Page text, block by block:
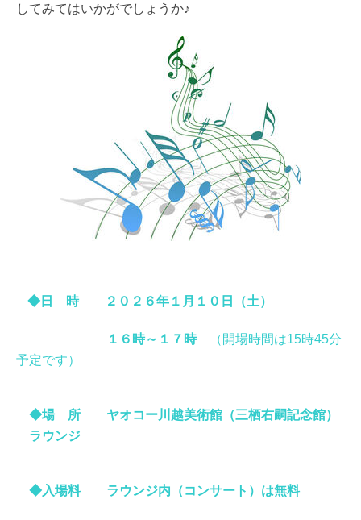
してみてはいかがでしょうか♪
◆日 時 ２０２６年１ 月１０日（土）
１６時～１７時（開場時間は15時45分
予定です）
◆場 所 ヤオコー川越美術館（三栖右嗣記念館）
ラウンジ
◆入場料 ラウンジ内（コンサート）は無料